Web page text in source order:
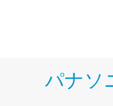
パナソ